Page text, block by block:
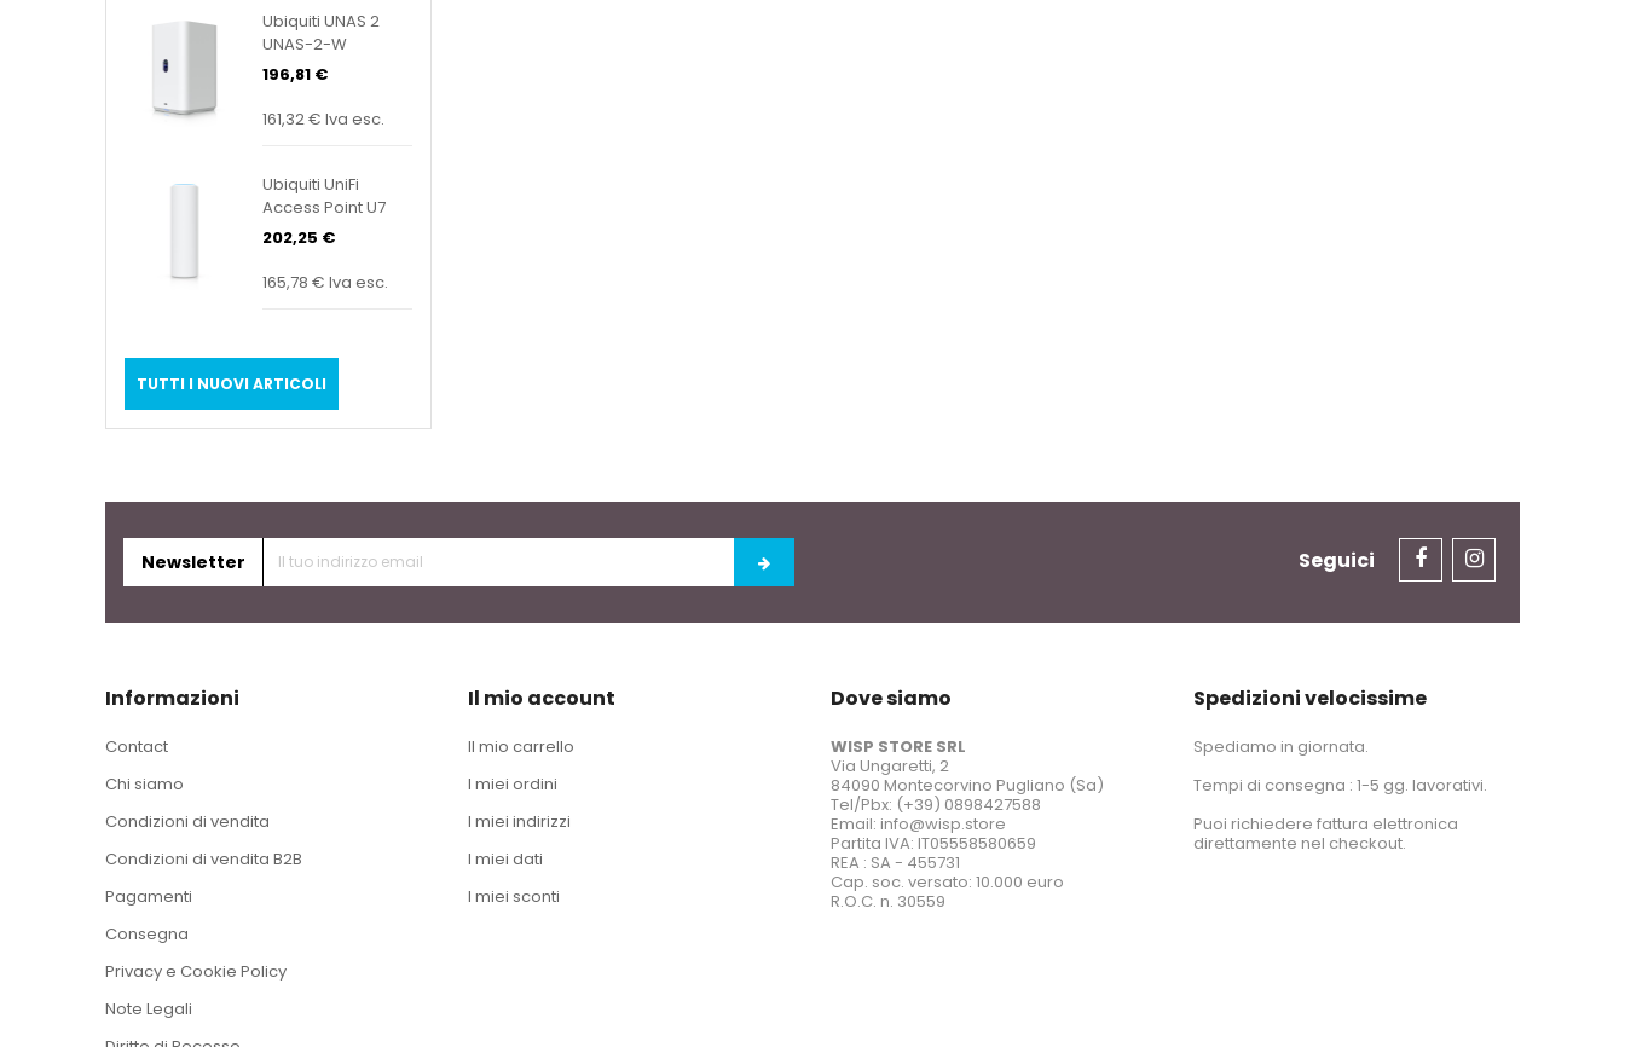
Ubiquiti UNAS 2
UNAS-2-W
196,81 €
161,32 € Iva esc.
Ubiquiti UniFi
Access Point U7
Mesh U7-Mesh
202,25 €
165,78 € Iva esc.
TUTTI I NUOVI ARTICOLI
Newsletter Seguici
Informazioni
Contact
Chi siamo
Condizioni di vendita
Condizioni di vendita B2B
Pagamenti
Consegna
Privacy e Cookie Policy
Note Legali
Il mio account
Il mio carrello
I miei ordini
I miei indirizzi
I miei dati
I miei sconti
Dove siamo
WISP STORE SRL
Via Ungaretti, 2
84090 Montecorvino Pugliano (Sa)
Tel/Pbx: (+39) 0898427588
Email: info@wisp.store
Partita IVA: IT05558580659
REA : SA - 455731
Cap. soc. versato: 10.000 euro
R.O.C. n. 30559
Spedizioni velocissime
Spediamo in giornata.
Tempi di consegna : 1-5 gg. lavorativi.
Puoi richiedere fattura elettronica
direttamente nel checkout.